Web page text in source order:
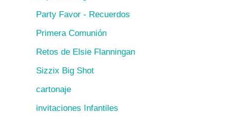
Party Favor - Recuerdos
Primera Comunión
Retos de Elsie Flanningan
Sizzix Big Shot
cartonaje
invitaciones Infantiles